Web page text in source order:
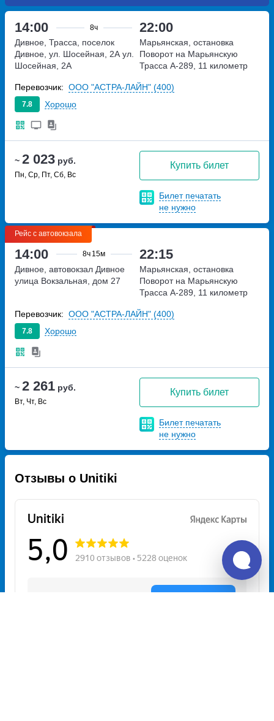
14:00 8ч 22:00
~ 2 023 руб.
Пн, Ср, Пт, Сб, Вс
Купить билет
Билет печатать
не нужно
Дивное, Трасса, поселок
Дивное, ул. Шосейная, 2А ул.
Шосейная, 2А
Марьянская, остановка
Поворот на Марьянскую
Трасса А-289, 11 километр
7.8 Хорошо
Перевозчик: ООО "АСТРА-ЛАЙН" (400)
Рейс с автовокзала
14:00 8ч 15м 22:15
~ 2 261 руб.
Вт, Чт, Вс
Купить билет
Билет печатать
не нужно
Дивное, автовокзал Дивное
улица Вокзальная, дом 27
Марьянская, остановка
Поворот на Марьянскую
Трасса А-289, 11 километр
7.8 Хорошо
Перевозчик: ООО "АСТРА-ЛАЙН" (400)
Отзывы о Unitiki